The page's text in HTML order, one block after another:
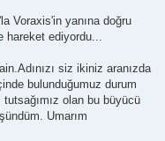
Voraxis'in yanına doğru
hareket ediyordu...
siz ikiniz aranızda
bulunduğumuz durum
olan bu büyücü
Umarım